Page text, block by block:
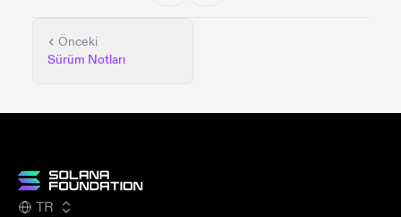
Önceki
Sürüm Notları
TR